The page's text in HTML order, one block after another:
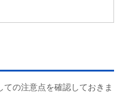
の注意点を確認しておきま